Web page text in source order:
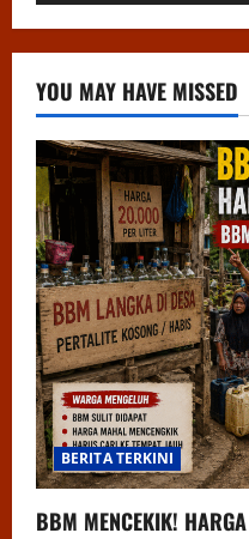
YOU MAY HAVE MISSED
BERITA TERKINI
BBM MENCEKIK!